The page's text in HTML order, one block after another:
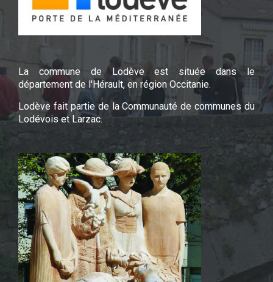
La commune de Lodève est située dans le
département de l'Hérault, en région Occitanie.
Lodève fait partie de la Communauté de communes du
Lodévois et Larzac.